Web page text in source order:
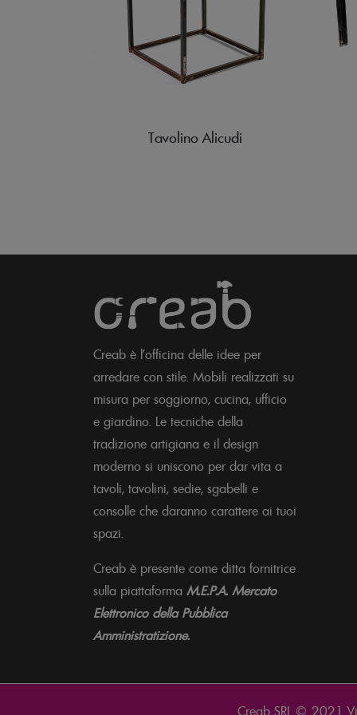
Tavolino Alicudi
Creab è l'officina delle idee per
arredare con stile. Mobili realizzati su
misura per soggiorno, cucina, ufficio
e giardino. Le tecniche della
tradizione artigiana e il design
moderno si uniscono per dar vita a
tavoli, tavolini, sedie, sgabelli e
consolle che daranno carattere ai tuoi
spazi.
Creab è presente come ditta fornitrice
sulla piattaforma M.E.P.A. Mercato
Elettronico della Pubblica
Amministratizione.
Creab SRL © 2021